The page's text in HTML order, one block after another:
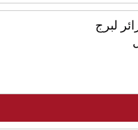
ألف زائر لبرج